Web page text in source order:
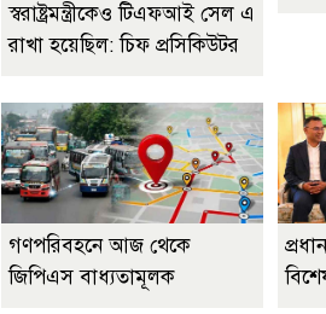
স্বরাষ্ট্রমন্ত্রীকেও টিএফআই সেল এ
রাখা হয়েছিল: চিফ প্রসিকিউটর
গণপরিবহনে আজ থেকে
জিপিএস বাধ্যতামূলক